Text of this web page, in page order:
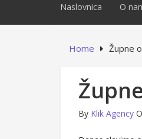
Naslovnica O
Home Župne
By Klik Agency